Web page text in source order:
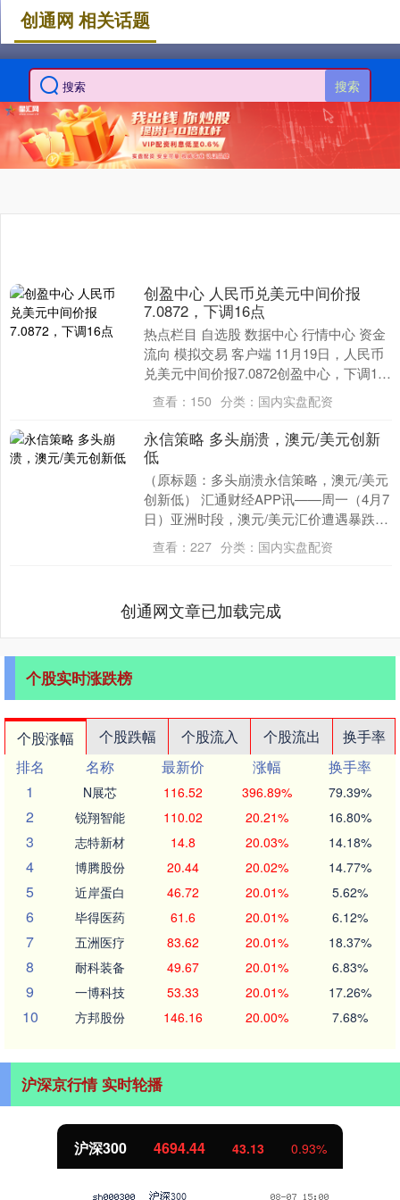
搜索
创通网 相关话题
创盈中心 人民币兑美元中间价报
7.0872，下调16点
热点栏目 自选股 数据中心 行情中心 资金
流向 模拟交易 客户端 11月19日，人民币
兑美元中间价报7.0872创盈中心，下调16
点。 美联储12月降息25个基....
查看： 150 分类： 国内实盘配资
永信策略 多头崩溃，澳元/美元创新
低
（原标题：多头崩溃永信策略，澳元/美元
创新低） 汇通财经APP讯——周一（4月7
日）亚洲时段，澳元/美元汇价遭遇暴跌，
一度跌至0.5932水平，创下近年新低。
汇....
查看： 227 分类： 国内实盘配资
创通网文章已加载完成
个股实时涨跌榜
个股涨幅 个股跌幅 个股流入 个股流出
换手率
排名
名称 最新价 涨幅
换手率
1
N展芯 116.52 396.89% 79.39%
2 锐翔智能 110.02 20.21% 16.80%
3 志特新材 14.8 20.03% 14.18%
4 博腾股份 20.44 20.02% 14.77%
5 近岸蛋白 46.72 20.01% 5.62%
6 毕得医药 61.6 20.01% 6.12%
7 五洲医疗 83.62 20.01% 18.37%
8 耐科装备 49.67 20.01% 6.83%
9 一博科技 53.33 20.01% 17.26%
10 方邦股份 146.16 20.00% 7.68%
沪深京行情 实时轮播
沪深300 4694.44 43.13 0.93%